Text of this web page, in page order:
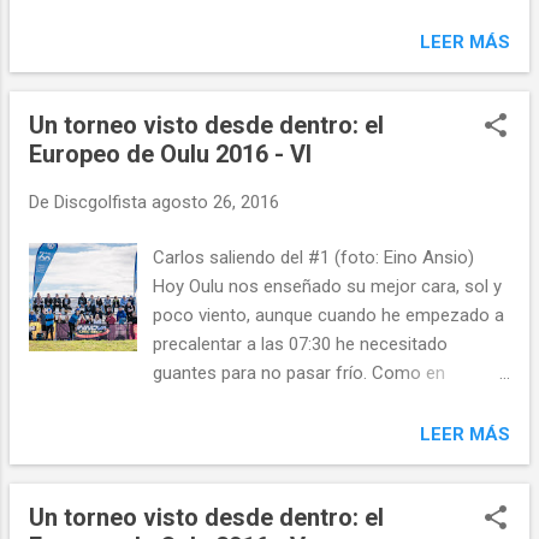
seriedad y concentración. Si tengo que
hecho una serie de fallos menores que, con
el viento se han magnificado hasta
convertirse en errores irreparabl...
LEER MÁS
Un torneo visto desde dentro: el
Europeo de Oulu 2016 - VI
De Discgolfista agosto 26, 2016
Carlos saliendo del #1 (foto: Eino Ansio)
Hoy Oulu nos enseñado su mejor cara, sol y
poco viento, aunque cuando he empezado a
precalentar a las 07:30 he necesitado
guantes para no pasar frío. Como en
Miguel han empezado más tarde que yo.
Carlos ha sido el primero que ha salido a las
10:30 y hoy ha demostrado su verdadero
nivel de juego. Cuatro birdies, un doble bogey
LEER MÁS
Un torneo visto desde dentro: el